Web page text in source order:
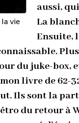
vie
aussi,
La
Ensuite,
du juke-box,
livre de
Ils sont la
du retour à